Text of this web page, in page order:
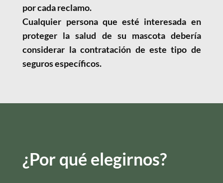
por cada reclamo.
Cualquier persona que esté interesada en
proteger la salud de su mascota debería
considerar la contratación de este tipo de
seguros específicos.
¿Por qué elegirnos?